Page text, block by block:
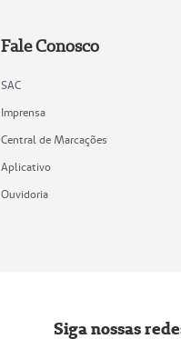
Fale Conosco
SAC
Imprensa
Central de Marcações
Aplicativo
Ouvidoria
Siga nossas